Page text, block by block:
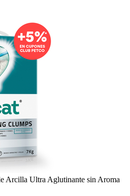
Arcilla Ultra Aglutinante sin Aroma